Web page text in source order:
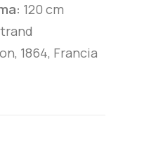
120 cm
1864, Francia